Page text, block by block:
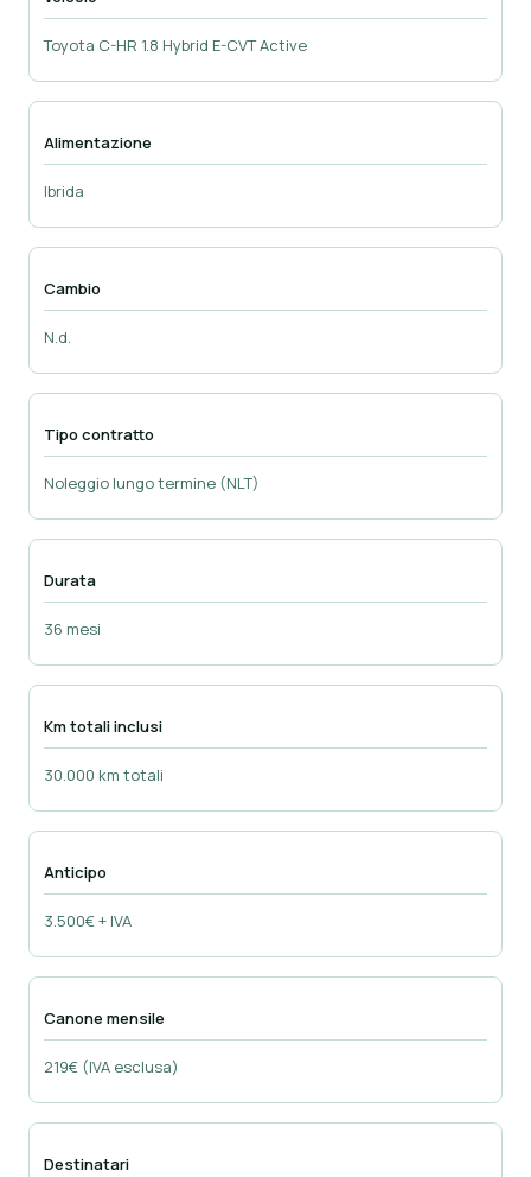
Toyota C-HR 1.8 Hybrid E-CVT Active
Alimentazione
Ibrida
Cambio
N.d.
Tipo contratto
Noleggio lungo termine (NLT)
Durata
36 mesi
Km totali inclusi
30.000 km totali
Anticipo
3.500€ + IVA
Canone mensile
219€ (IVA esclusa)
Destinatari